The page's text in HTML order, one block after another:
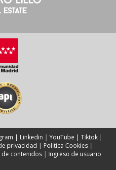
| Linkedin | YouTube | Tiktok |
privacidad | Politica Cookies |
de contenidos| Ingreso de usuario